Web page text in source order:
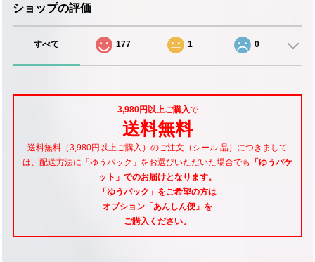
ショップの評価
すべて 177 1 0
3,980円以上ご購入で
送料無料
送料無料（3,980円以上ご購入）のご注文（シール 品）につきまして
は、配送方法に「ゆうパック」をお選びいただいた場合でも
「ゆうパケ
ット」でのお届けとなります。
「ゆうパック」をご希望の方は
オプション「あんしん便」 を
ご購入ください。